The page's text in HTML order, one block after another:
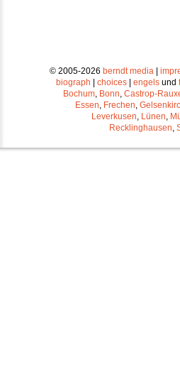
© 2005-2026 berndt media |
biograph | choices | engels und
Bochum Bonn Castrop-
Essen Frechen
Leverkusen Lünen
Recklinghausen